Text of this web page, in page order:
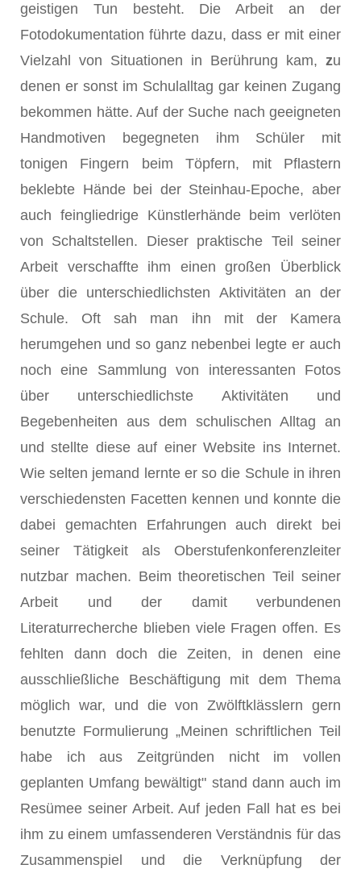
geistigen Tun besteht. Die Arbeit an der
Fotodokumentation führte dazu, dass er mit einer
Vielzahl von Situationen in Berührung kam, zu
denen er sonst im Schulalltag gar keinen Zugang
bekommen hätte. Auf der Suche nach geeigneten
Handmotiven begegneten ihm Schüler mit
tonigen Fingern beim Töpfern, mit Pflastern
beklebte Hände bei der Steinhau-Epoche, aber
auch feingliedrige Künstlerhände beim verlöten
von Schaltstellen. Dieser praktische Teil seiner
Arbeit verschaffte ihm einen großen Überblick
über die unterschiedlichsten Aktivitäten an der
Schule. Oft sah man ihn mit der Kamera
herumgehen und so ganz nebenbei legte er auch
noch eine Sammlung von interessanten Fotos
über unterschiedlichste Aktivitäten und
Begebenheiten aus dem schulischen Alltag an
und stellte diese auf einer Website ins Internet.
Wie selten jemand lernte er so die Schule in ihren
verschiedensten Facetten kennen und konnte die
dabei gemachten Erfahrungen auch direkt bei
seiner Tätigkeit als Oberstufenkonferenzleiter
nutzbar machen. Beim theoretischen Teil seiner
Arbeit und der damit verbundenen
Literaturrecherche blieben viele Fragen offen. Es
fehlten dann doch die Zeiten, in denen eine
ausschließliche Beschäftigung mit dem Thema
möglich war, und die von Zwölftklässlern gern
benutzte Formulierung „Meinen schriftlichen Teil
habe ich aus Zeitgründen nicht im vollen
geplanten Umfang bewältigt" stand dann auch im
Resümee seiner Arbeit. Auf jeden Fall hat es bei
ihm zu einem umfassenderen Verständnis für das
Zusammenspiel und die Verknüpfung der